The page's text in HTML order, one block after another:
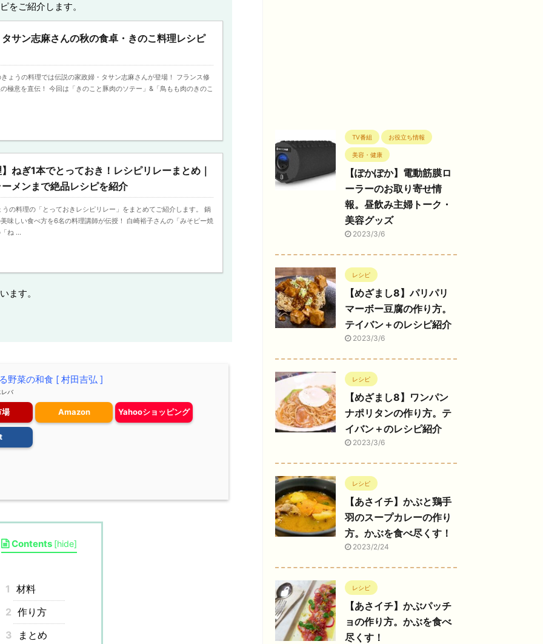
をご紹介します。
サン志麻さんの秋の食卓・きのこ料理レシピ
ょうの料理では伝説の家政婦・タサン志麻さんが登場！ フランス修
極意を直伝！ 今回は「きのこと豚肉のソテー」&「鳥もも肉のきのこ
ねぎ1本でとっておき！レシピリレーまとめ｜
メンまで絶品レシピを紹介
の料理の「とっておきレシピリレー」をまとめてご紹介します。 鍋
味しい食べ方を6名の料理講師が伝授！ 白崎裕子さんの「みそピー焼
ね ...
ます。
野菜の和食 [ 村田吉弘 ]
レバ
場 Amazon Yahooショッピング
Contents [hide]
1 材料
2 作り方
3
まとめ
TV番組 お役立ち情報
美容・健康
【ぽかぽか】電動筋膜ロ
ーラーのお取り寄せ情
報。昼飲み主婦トーク・
美容グッズ
2023/3/6
レシピ
【めざまし8】パリパリ
マーボー豆腐の作り方。
テイバン＋のレシピ紹介
2023/3/6
レシピ
【めざまし8】ワンパン
ナポリタンの作り方。テ
イバン＋のレシピ紹介
2023/3/6
レシピ
【あさイチ】かぶと鶏手
羽のスープカレーの作り
方。かぶを食べ尽くす！
2023/2/24
レシピ
【あさイチ】かぶパッチ
ョの作り方。かぶを食べ
尽くす！